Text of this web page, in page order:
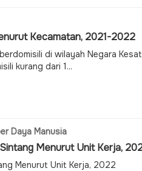
Kecamatan, 2021-2022
di wilayah Negara
kurang dari 1...
Daya Manusia
Menurut Unit Kerja,
Menurut Unit Kerja, 2022